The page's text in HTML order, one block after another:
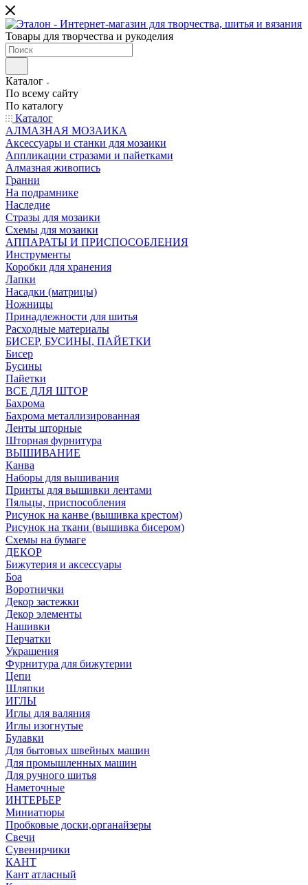
Товары для творчества и рукоделия
Каталог
По всему сайту
По каталогу
Каталог
АЛМАЗНАЯ МОЗАИКА
Аксессуары и станки для мозаики
Аппликации стразами и пайетками
Алмазная живопись
Гранни
На подрамнике
Наследие
Стразы для мозаики
Схемы для мозаики
АППАРАТЫ И ПРИСПОСОБЛЕНИЯ
Инструменты
Коробки для хранения
Лапки
Насадки (матрицы)
Ножницы
Принадлежности для шитья
Расходные материалы
БИСЕР, БУСИНЫ, ПАЙЕТКИ
Бисер
Бусины
Пайетки
ВСЕ ДЛЯ ШТОР
Бахрома
Бахрома металлизированная
Ленты шторные
Шторная фурнитура
ВЫШИВАНИЕ
Канва
Наборы для вышивания
Принты для вышивки лентами
Пяльцы, приспособления
Рисунок на канве (вышивка крестом)
Рисунок на ткани (вышивка бисером)
Схемы на бумаге
ДЕКОР
Бижутерия и аксессуары
Боа
Воротнички
Декор застежки
Декор элементы
Нашивки
Перчатки
Украшения
Фурнитура для бижутерии
Цепи
Шляпки
ИГЛЫ
Иглы для валяния
Иглы изогнутые
Булавки
Для бытовых швейных машин
Для промышленных машин
Для ручного шитья
Наметочные
ИНТЕРЬЕР
Миниатюры
Пробковые доски,органайзеры
Свечи
Сувенирчики
КАНТ
Кант атласный